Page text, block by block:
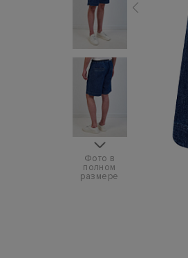
Фото в
полном
размере